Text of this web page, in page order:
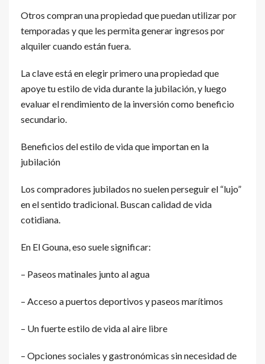
Otros compran una propiedad que puedan utilizar por
temporadas y que les permita generar ingresos por
alquiler cuando están fuera.
La clave está en elegir primero una propiedad que
apoye tu estilo de vida durante la jubilación, y luego
evaluar el rendimiento de la inversión como beneficio
secundario.
Beneficios del estilo de vida que importan en la
jubilación
Los compradores jubilados no suelen perseguir el “lujo”
en el sentido tradicional. Buscan calidad de vida
cotidiana.
En El Gouna, eso suele significar:
– Paseos matinales junto al agua
– Acceso a puertos deportivos y paseos marítimos
– Un fuerte estilo de vida al aire libre
– Opciones sociales y gastronómicas sin necesidad de